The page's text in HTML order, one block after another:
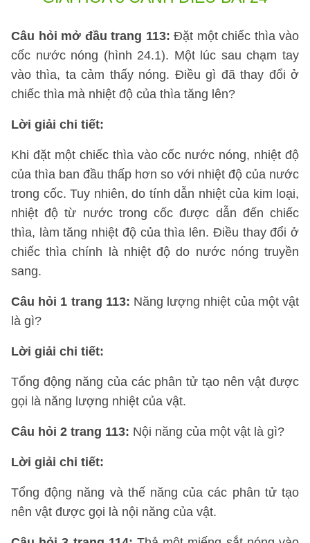
Câu hỏi mở đầu trang 113: Đặt một chiếc thìa vào
cốc nước nóng (hình 24.1). Một lúc sau chạm tay
vào thìa, ta cảm thấy nóng. Điều gì đã thay đổi ở
chiếc thìa mà nhiệt độ của thìa tăng lên?
Lời giải chi tiết:
Khi đặt một chiếc thìa vào cốc nước nóng, nhiệt độ
của thìa ban đầu thấp hơn so với nhiệt độ của nước
trong cốc. Tuy nhiên, do tính dẫn nhiệt của kim loại,
nhiệt độ từ nước trong cốc được dẫn đến chiếc
thìa, làm tăng nhiệt độ của thìa lên. Điều thay đổi ở
chiếc thìa chính là nhiệt độ do nước nóng truyền
sang.
Câu hỏi 1 trang 113: Năng lượng nhiệt của một vật
là gì?
Lời giải chi tiết:
Tổng động năng của các phân tử tạo nên vật được
gọi là năng lượng nhiệt của vật.
Câu hỏi 2 trang 113: Nội năng của một vật là gì?
Lời giải chi tiết:
Tổng động năng và thế năng của các phân tử tạo
nên vật được gọi là nội năng của vật.